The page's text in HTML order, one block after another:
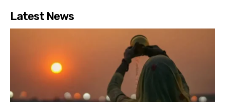
Latest News